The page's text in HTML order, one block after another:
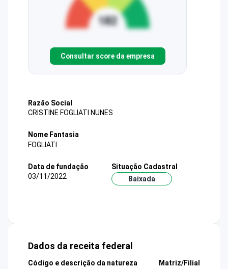
Consultar score da empresa
Razão Social
CRISTINE FOGLIATI NUNES
Nome Fantasia
FOGLIATI
Data de fundação
03/11/2022
Situação Cadastral
Baixada
Dados da receita federal
Código e descrição da natureza
Matriz/Filial